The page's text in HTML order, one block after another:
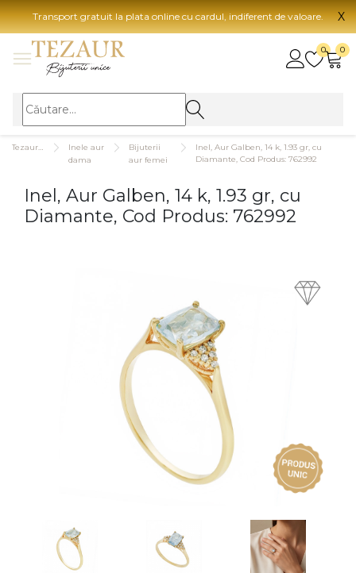
Transport gratuit la plata online cu cardul, indiferent de valoare. X
0 0
BIJUTERII
BIJUTERII FEMEI
Inele
Bratari
BIJUTERII COPII Vezi toate
Inele aur
dama
Bijuterii
aur femei
Inel, Aur Galben, 14 k, 1.93 gr, cu
Diamante, Cod Produs: 762992
Inel, Aur Galben, 14 k, 1.93 gr, cu
Diamante, Cod Produs: 762992